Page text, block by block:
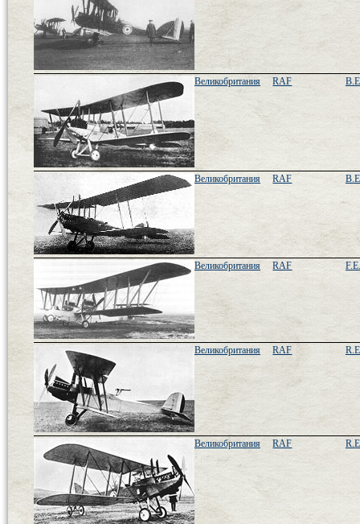
Великобритания RAF
Великобритания RAF
Великобритания RAF
Великобритания RAF
Великобритания RAF